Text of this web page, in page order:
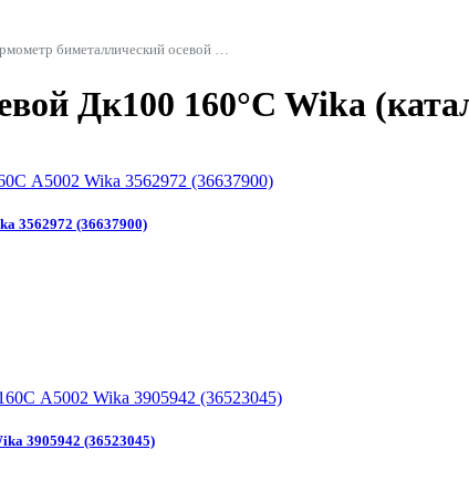
Дк100 160°C Wika
3562972 (36637900)
3905942 (36523045)